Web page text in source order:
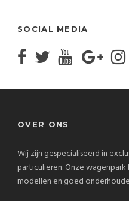
SOCIAL MEDIA
OVER ONS
Wij zijn gespecialiseerd in
particulieren. Onze
modellen en goed